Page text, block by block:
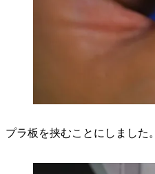
プラ板を挟むことにしました。